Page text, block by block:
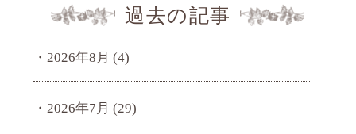
過去の記事
2026年8月 (4)
2026年7月 (29)